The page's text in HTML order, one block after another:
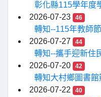
彰化縣115學年度
2026-07-23
46
轉知--115年教師
2026-07-27
44
轉知--攜手迎新住
2026-07-20
42
轉知大村鄉圖書
2026-07-22
40